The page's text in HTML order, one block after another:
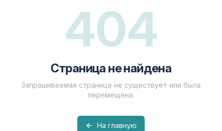
404
Страница не найдена
Запрашиваемая страница не существует или была
перемещена.
На главную